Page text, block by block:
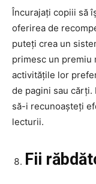
Încurajați copiii să
oferirea de
puteți crea un
primesc un premiu
activitățile lor
de pagini sau cărți.
să-i recunoașteți
lecturii.
Fii